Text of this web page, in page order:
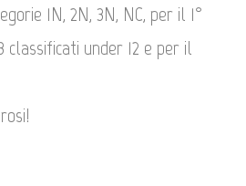
1N, 2N, 3N, NC, per il 1°
classificati under 12 e per il